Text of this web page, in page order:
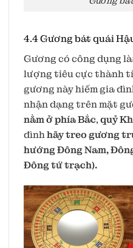
4.4 Gương bát quái
Gương có công dụng
lượng tiêu cực thành
gương này hiếm gia
nhận dạng trên mặt
nằm ở phía Bắc,quỷ
đìnhhãy treo gương
hướng Đông Nam,
Đông tứ trạch).